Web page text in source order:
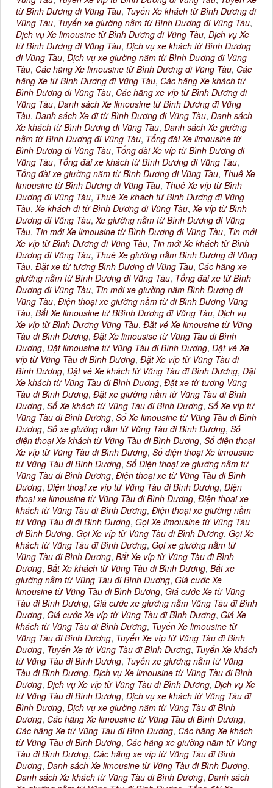
từ Bình Dương đi Vũng Tàu, Tuyến Xe khách từ Bình Dương đi
Vũng Tàu, Tuyến xe giường nằm từ Bình Dương đi Vũng Tàu,
Dịch vụ Xe limousine từ Bình Dương đi Vũng Tàu, Dịch vụ Xe
từ Bình Dương đi Vũng Tàu, Dịch vụ xe khách từ Bình Dương
đi Vũng Tàu, Dịch vụ xe giường nằm từ Bình Dương đi Vũng
Tàu, Các hãng Xe limousine từ Bình Dương đi Vũng Tàu, Các
hãng Xe từ Bình Dương đi Vũng Tàu, Các hãng Xe khách từ
Bình Dương đi Vũng Tàu, Các hãng xe víp từ Bình Dương đi
Vũng Tàu, Danh sách Xe limousine từ Bình Dương đi Vũng
Tàu, Danh sách Xe đi từ Bình Dương đi Vũng Tàu, Danh sách
Xe khách từ Bình Dương đi Vũng Tàu, Danh sách Xe giường
nằm từ Bình Dương đi Vũng Tàu, Tổng đài Xe limousine từ
Bình Dương đi Vũng Tàu, Tổng đài Xe víp từ Bình Dương đi
Vũng Tàu, Tổng đài xe khách từ Bình Dương đi Vũng Tàu,
Tổng đài xe giường nằm từ Bình Dương đi Vũng Tàu, Thuê Xe
limousine từ Bình Dương đi Vũng Tàu, Thuê Xe víp từ Bình
Dương đi Vũng Tàu, Thuê Xe khách từ Bình Dương đi Vũng
Tàu, Xe khách đi từ Bình Dương đi Vũng Tàu, Xe víp từ Bình
Dương đi Vũng Tàu, Xe giường nằm từ Bình Dương đi Vũng
Tàu, Tin mới Xe limousine từ Bình Dương đi Vũng Tàu, Tin mới
Xe víp từ Bình Dương đi Vũng Tàu, Tin mới Xe khách từ Bình
Dương đi Vũng Tàu, Thuê Xe giường nằm Bình Dương đi Vũng
Tàu, Đặt xe từ tương Bình Dương đi Vũng Tàu, Các hãng xe
giường nằm từ Bình Dương đi Vũng Tàu, Tổng đài xe từ Bình
Dương đi Vũng Tàu, Tin mới xe giường nằm Bình Dương đi
Vũng Tàu, Điện thoại xe giường nằm từ đi Bình Dương Vũng
Tàu, Bắt Xe limousine từ BBình Dương đi Vũng Tàu, Dịch vụ
Xe víp từ Bình Dương Vũng Tàu, Đặt vé Xe limousine từ Vũng
Tàu đi Bình Dương, Đặt Xe limousise từ Vũng Tàu đi Bình
Dương, Đặt limousine từ Vũng Tàu đi Bình Dương, Đặt vé Xe
víp từ Vũng Tàu đi Bình Dương, Đặt Xe víp từ Vũng Tàu đi
Bình Dương, Đặt vé Xe khách từ Vũng Tàu đi Bình Dương, Đặt
Xe khách từ Vũng Tàu đi Bình Dương, Đặt xe từ tương Vũng
Tàu đi Bình Dương, Đặt xe giường nằm từ Vũng Tàu đi Bình
Dương, Số Xe khách từ Vũng Tàu đi Bình Dương, Số Xe víp từ
Vũng Tàu đi Bình Dương, Số Xe limousine từ Vũng Tàu đi Bình
Dương, Số xe giường nằm từ Vũng Tàu đi Bình Dương, Số
điện thoại Xe khách từ Vũng Tàu đi Bình Dương, Số điện thoại
Xe víp từ Vũng Tàu đi Bình Dương, Số điện thoại Xe limousine
từ Vũng Tàu đi Bình Dương, Số Điện thoại xe giường nằm từ
Vũng Tàu đi Bình Dương, Điện thoại xe từ Vũng Tàu đi Bình
Dương, Điện thoại xe víp từ Vũng Tàu đi Bình Dương, Điện
thoại xe limousine từ Vũng Tàu đi Bình Dương, Điện thoại xe
khách từ Vũng Tàu đi Bình Dương, Điện thoại xe giường nằm
từ Vũng Tàu đi đi Bình Dương, Gọi Xe limousine từ Vũng Tàu
đi Bình Dương, Gọi Xe víp từ Vũng Tàu đi Bình Dương, Gọi Xe
khách từ Vũng Tàu đi Bình Dương, Gọi xe giường nằm từ
Vũng Tàu đi Bình Dương, Bắt Xe víp từ Vũng Tàu đi Bình
Dương, Bắt Xe khách từ Vũng Tàu đi Bình Dương, Bắt xe
giường nằm từ Vũng Tàu đi Bình Dương, Giá cước Xe
limousine từ Vũng Tàu đi Bình Dương, Giá cước Xe từ Vũng
Tàu đi Bình Dương, Giá cước xe giường nằm Vũng Tàu đi Bình
Dương, Giá cước Xe víp từ Vũng Tàu đi Bình Dương, Giá Xe
khách từ Vũng Tàu đi Bình Dương, Tuyến Xe limousine từ
Vũng Tàu đi Bình Dương, Tuyến Xe víp từ Vũng Tàu đi Bình
Dương, Tuyến Xe từ Vũng Tàu đi Bình Dương, Tuyến Xe khách
từ Vũng Tàu đi Bình Dương, Tuyến xe giường nằm từ Vũng
Tàu đi Bình Dương, Dịch vụ Xe limousine từ Vũng Tàu đi Bình
Dương, Dịch vụ Xe víp từ Vũng Tàu đi Bình Dương, Dịch vụ Xe
từ Vũng Tàu đi Bình Dương, Dịch vụ xe khách từ Vũng Tàu đi
Bình Dương, Dịch vụ xe giường nằm từ Vũng Tàu đi Bình
Dương, Các hãng Xe limousine từ Vũng Tàu đi Bình Dương,
Các hãng Xe từ Vũng Tàu đi Bình Dương, Các hãng Xe khách
từ Vũng Tàu đi Bình Dương, Các hãng xe giường nằm từ Vũng
Tàu đi Bình Dương, Các hãng xe víp từ Vũng Tàu đi Bình
Dương, Danh sách Xe limousine từ Vũng Tàu đi Bình Dương,
Danh sách Xe khách từ Vũng Tàu đi Bình Dương, Danh sách